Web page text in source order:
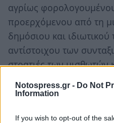
Notospress.gr - Do Not
Information
If you wish to opt-out of the
αγρίως
προερχόμενου από τη
δημόσιου και
αντίστοιχου των
στρατιές των μισθωτών
οι οποίες
αποτελούν τα